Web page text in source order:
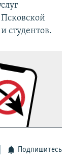
студентов.
Подпишитесь